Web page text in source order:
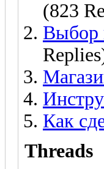
(823
Выбор
Как
Threads